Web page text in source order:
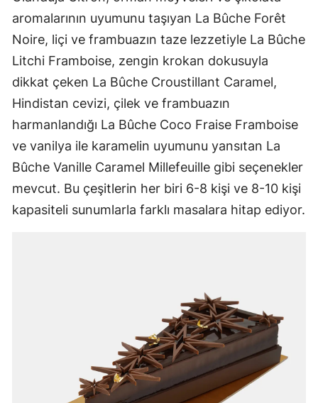
aromalarının uyumunu taşıyan La Bûche Forêt
Noire, liçi ve frambuazın taze lezzetiyle La Bûche
Litchi Framboise, zengin krokan dokusuyla
dikkat çeken La Bûche Croustillant Caramel,
Hindistan cevizi, çilek ve frambuazın
harmanlandığı La Bûche Coco Fraise Framboise
ve vanilya ile karamelin uyumunu yansıtan La
Bûche Vanille Caramel Millefeuille gibi seçenekler
mevcut. Bu çeşitlerin her biri 6-8 kişi ve 8-10 kişi
kapasiteli sunumlarla farklı masalara hitap ediyor.